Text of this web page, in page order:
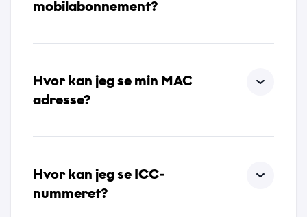
mobilabonnement?
Hvor kan jeg se min MAC
adresse?
Hvor kan jeg se ICC-
nummeret?